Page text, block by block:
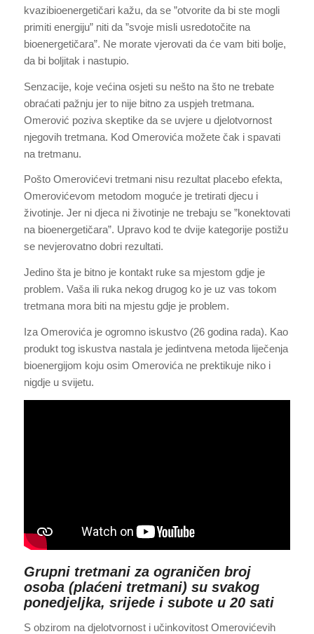
kvazibioenergetičari kažu, da se ”otvorite da bi ste mogli
primiti energiju” niti da ”svoje misli usredotočite na
bioenergetičara”. Ne morate vjerovati da će vam biti bolje,
da bi boljitak i nastupio.
Senzacije, koje većina osjeti su nešto na što ne trebate
obraćati pažnju jer to nije bitno za uspjeh tretmana.
Omerović poziva skeptike da se uvjere u djelotvornost
njegovih tretmana. Kod Omerovića možete čak i spavati
na tretmanu.
Pošto Omerovićevi tretmani nisu rezultat placebo efekta,
Omerovićevom metodom moguće je tretirati djecu i
životinje. Jer ni djeca ni životinje ne trebaju se ”konektovati
na bioenergetičara”. Upravo kod te dvije kategorije postižu
se nevjerovatno dobri rezultati.
Jedino šta je bitno je kontakt ruke sa mjestom gdje je
problem. Vaša ili ruka nekog drugog ko je uz vas tokom
tretmana mora biti na mjestu gdje je problem.
Iza Omerovića je ogromno iskustvo (26 godina rada). Kao
produkt tog iskustva nastala je jedintvena metoda liječenja
bioenergijom koju osim Omerovića ne prektikuje niko i
nigdje u svijetu.
Grupni tretmani za ograničen broj
osoba (plaćeni tretmani) su svakog
ponedjeljka, srijede i subote u 20 sati
S obzirom na djelotvornost i učinkovitost Omerovićevih